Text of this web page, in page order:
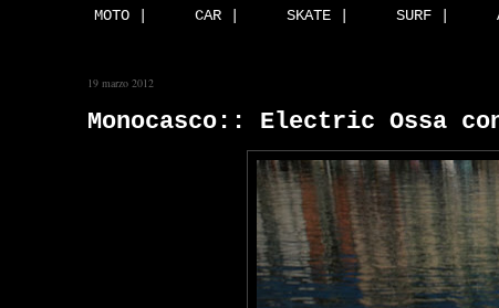
MOTO | CAR | SKATE | SURF |
19 marzo 2012
Monocasco:: Electric Ossa